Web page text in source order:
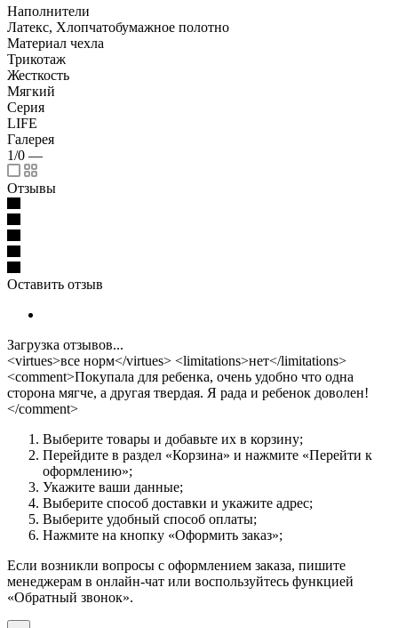
Наполнители
Латекс, Хлопчатобумажное полотно
Материал чехла
Трикотаж
Жесткость
Мягкий
Серия
LIFE
Галерея
1/0 —
Отзывы
Оставить отзыв
Загрузка отзывов...
<virtues>все норм</virtues> <limitations>нет</limitations>
<comment>Покупала для ребенка, очень удобно что одна
сторона мягче, а другая твердая. Я рада и ребенок доволен!
</comment>
Выберите товары и добавьте их в корзину;
Перейдите в раздел «Корзина» и нажмите «Перейти к
оформлению»;
Укажите ваши данные;
Выберите способ доставки и укажите адрес;
Выберите удобный способ оплаты;
Нажмите на кнопку «Оформить заказ»;
Если возникли вопросы с оформлением заказа, пишите
менеджерам в онлайн-чат или воспользуйтесь функцией
«Обратный звонок».